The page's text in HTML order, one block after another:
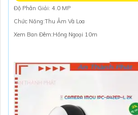
Độ Phân Giải: 4.0 MP
Chức Năng:Thu Âm Và Loa
Xem Ban Đêm:Hồng Ngoại 10m